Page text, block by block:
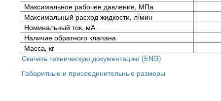
Максимальное рабочее давление, МПа
Максимальный расход жидкости, л/мин
Номинальный ток, мА
Наличие обратного клапана
Масса, кг
Скачать техническую документацию (ENG)
Габаритные и присоединительные размеры